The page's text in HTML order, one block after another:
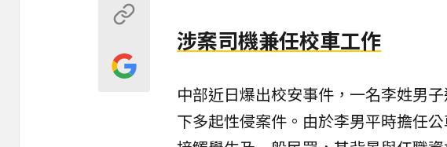
涉案司機兼任校車工作
中部近日爆出校安事件，一名李姓男
下多起性侵案件。由於李男平時擔任